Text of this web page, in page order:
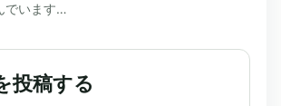
でいます…
投稿する